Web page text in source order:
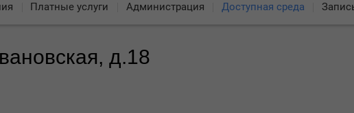
Платные услуги Администрация Доступная среда
д.18